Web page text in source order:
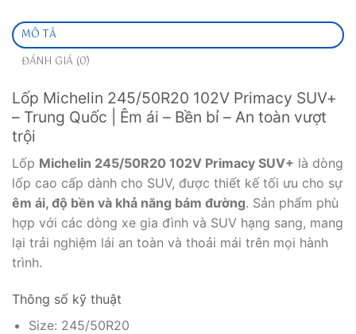
MÔ TẢ
ĐÁNH GIÁ (0)
Lốp Michelin 245/50R20 102V Primacy SUV+
– Trung Quốc | Êm ái – Bền bỉ – An toàn vượt
trội
Lốp Michelin 245/50R20 102V Primacy SUV+ là dòng
lốp cao cấp dành cho SUV, được thiết kế tối ưu cho sự
êm ái, độ bền và khả năng bám đường. Sản phẩm phù
hợp với các dòng xe gia đình và SUV hạng sang, mang
lại trải nghiệm lái an toàn và thoải mái trên mọi hành
trình.
Thông số kỹ thuật
Size: 245/50R20